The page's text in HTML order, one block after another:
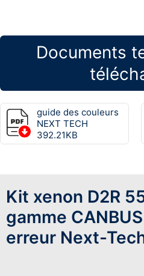
Documents
guide des couleurs
NEXT TECH
392.21KB
Kit xenon D2R
gamme
erreur Next-